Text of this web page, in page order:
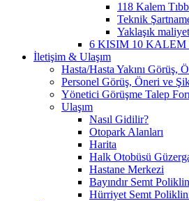
118 Kalem
Teknik
Yaklaşık
6 KISIM 10
İletişim & Ulaşım
Hasta/Hasta Yakını Görüş,
Personel Görüş, Öneri ve
Yönetici Görüşme Talep
Ulaşım
Nasıl Gidilir?
Otopark Alanları
Harita
Halk Otobüsü
Hastane Merkezi
Bayındır Semt
Hürriyet Semt